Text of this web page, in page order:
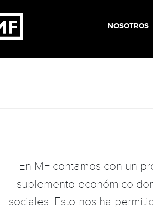
NOSOTROS
En MF contamos con un
suplemento económico
sociales. Esto nos ha